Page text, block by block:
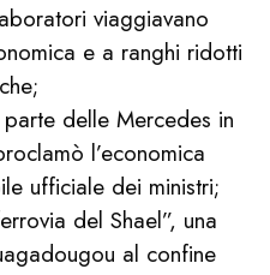
viaggiavano
e a ranghi ridotti
delle Mercedes in
l’economica
ufficiale dei ministri;
del Shael”, una
al confine